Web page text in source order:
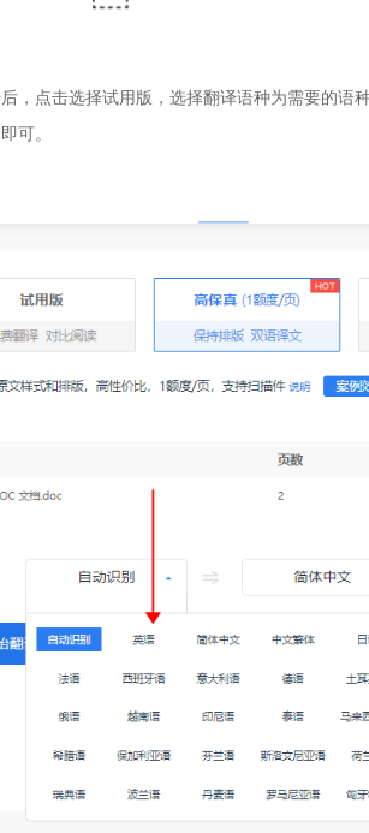
，点击选择试用版，选择翻译语种为需要的语
可。